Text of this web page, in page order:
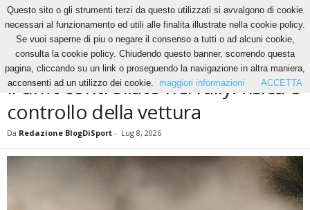
News Il drift controllato nel rally: fisica e controllo della vettura
NEWS
Il drift controllato nel rally: fisica e
controllo della vettura
Da Redazione BlogDiSport - Lug 8, 2026
Questo sito o gli strumenti terzi da questo utilizzati si avvalgono di cookie
necessari al funzionamento ed utili alle finalita illustrate nella cookie policy.
Se vuoi saperne di piu o negare il consenso a tutti o ad alcuni cookie,
consulta la cookie policy. Chiudendo questo banner, scorrendo questa
pagina, cliccando su un link o proseguendo la navigazione in altra maniera,
acconsenti ad un utilizzo dei cookie.
maggiori informazioni ACCETTA